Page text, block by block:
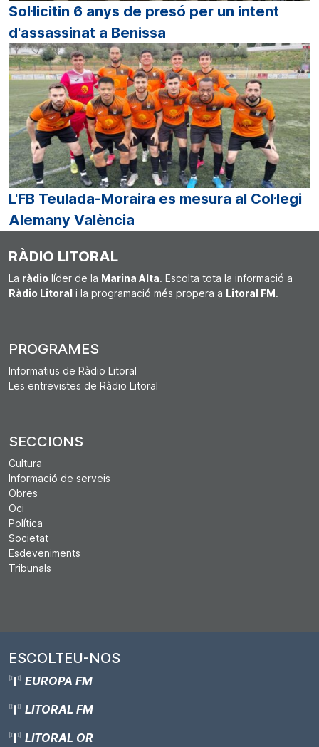
Sol·licitin 6 anys de presó per un intent
d'assassinat a Benissa
L'FB Teulada-Moraira es mesura al Col·legi
Alemany València
RÀDIO LITORAL
La ràdio líder de la Marina Alta. Escolta tota la informació a
Ràdio Litoral i la programació més propera a Litoral FM.
PROGRAMES
Informatius de Ràdio Litoral
Les entrevistes de Ràdio Litoral
SECCIONS
Cultura
Informació de serveis
Obres
Oci
Política
Societat
Esdeveniments
Tribunals
ESCOLTEU-NOS
EUROPA FM
LITORAL FM
LITORAL OR